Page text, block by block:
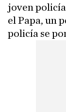
joven policía
el Papa, un
policía se